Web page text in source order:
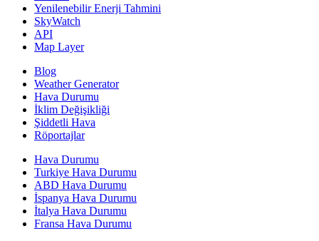
Yenilenebilir Enerji Tahmini
SkyWatch
API
Map Layer
Blog
Weather Generator
Hava Durumu
İklim Değişikliği
Şiddetli Hava
Röportajlar
Hava Durumu
Turkiye Hava Durumu
ABD Hava Durumu
İspanya Hava Durumu
İtalya Hava Durumu
Fransa Hava Durumu